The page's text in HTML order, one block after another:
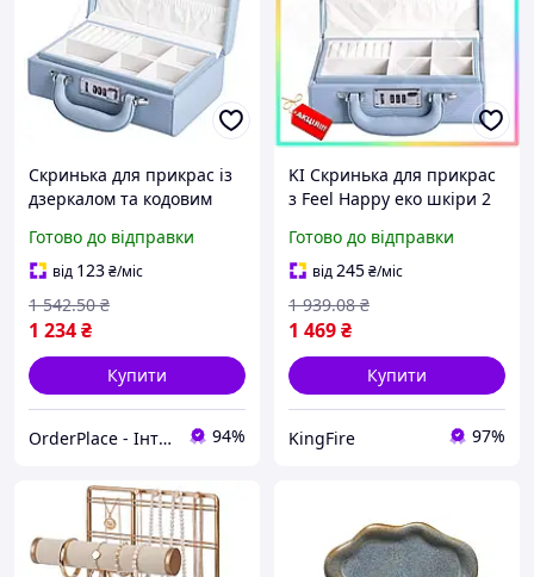
Скринька для прикрас із
дзеркалом та кодовим
валіза для зберігання
біжутерії та годинників
Готово до відправки
від 123₴/міс
1 234₴
1 542.50 ₴
Купити
OrderPlace - Інтернет-магазин товарів для дому 94%
KI Скринька для прикрас
з Feel Happy еко шкіри 2
органайзер для біжутерії
блакитна для зберіганн
FIR41_R
Готово до відправки
від245₴/міс
1 469₴
1 939.08 ₴
Купити
KingFire 97%